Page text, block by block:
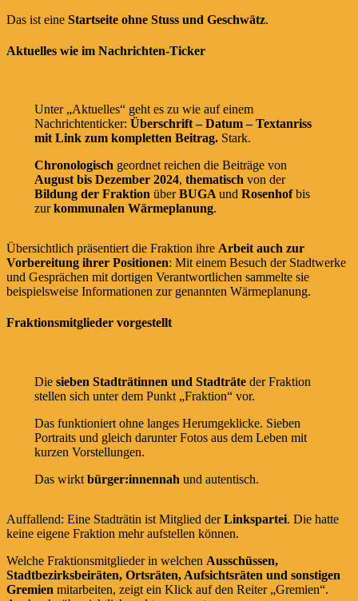
Das ist eine Startseite ohne Stuss und Geschwätz.
Aktuelles wie im Nachrichten-Ticker
Unter „Aktuelles“ geht es zu wie auf einem
Nachrichtenticker: Überschrift – Datum – Textanriss
mit Link zum kompletten Beitrag.Stark.
Chronologisch geordnet reichen die Beiträge von
August bis Dezember 2024, thematisch von der
Bildung der Fraktion überBUGA und Rosenhofbis
zurkommunalen Wärmeplanung.
Übersichtlich präsentiert die Fraktion ihre Arbeit auch zur
Vorbereitung ihrer Positionen: Mit einem Besuch der Stadtwerke
und Gesprächen mit dortigen Verantwortlichen sammelte sie
beispielsweise Informationen zur genannten Wärmeplanung.
Fraktionsmitglieder vorgestellt
Die sieben Stadträtinnen und Stadträteder Fraktion
stellen sich unter dem Punkt „Fraktion“ vor.
Das funktioniert ohne langes Herumgeklicke. Sieben
Portraits und gleich darunter Fotos aus dem Leben mit
kurzen Vorstellungen.
Das wirkt bürger:innennah und autentisch.
Auffallend: Eine Stadträtin ist Mitglied derLinkspartei. Die hatte
keine eigene Fraktion mehr aufstellen können.
Welche Fraktionsmitglieder in welchen Ausschüssen,
Stadtbezirksbeiräten, Ortsräten, Aufsichtsräten und sonstigen
Gremien mitarbeiten, zeigt ein Klick auf den Reiter „Gremien“.